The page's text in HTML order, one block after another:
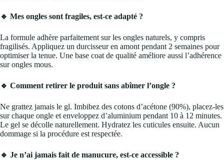
🔹 Mes ongles sont fragiles, est-ce adapté ?
La formule adhère parfaitement sur les ongles naturels, y compris
fragilisés. Appliquez un durcisseur en amont pendant 2 semaines pour
optimiser la tenue. Une base coat de qualité améliore aussi l’adhérence
sur ongles mous.
🔹 Comment retirer le produit sans abîmer l’ongle ?
Ne grattez jamais le gl. Imbibez des cotons d’acétone (90%), placez-les
sur chaque ongle et enveloppez d’aluminium pendant 10 à 12 minutes.
Le gel se décolle naturellement. Hydratez les cuticules ensuite. Aucun
dommage si la procédure est respectée.
🔹 Je n’ai jamais fait de manucure, est-ce accessible ?